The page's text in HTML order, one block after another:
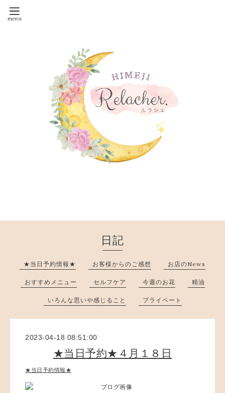
日記
★当日予約情報★ お客様からのご感想 お店のNews
おすすめメニュー セルフケア 今週のお花 精油
いろんな思いや感じること プライベート
2023-04-18 08:51:00
★当日予約★４月１８日
★当日予約情報★